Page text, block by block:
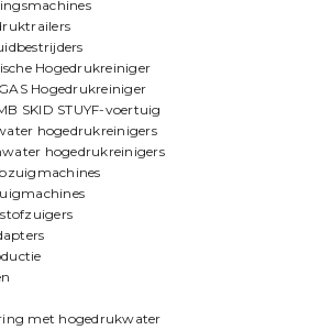
Hogedrukreiniger
Hogedrukreiniger
SKID STUYF-voertuig
hogedrukreinigers
hogedrukreinigers
met hogedrukwater